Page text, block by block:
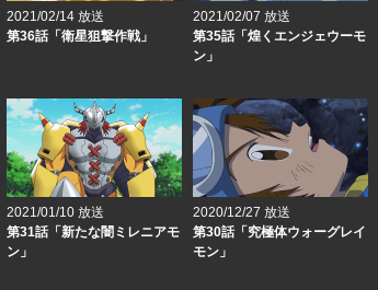
2021/02/14 放送
第36話「衛星狙撃作戦」
2021/02/07 放送
第35話「煌くエンジェウーモ
ン」
2021/01/10 放送
第31話「新たな闇ミレニアモ
ン」
2020/12/27 放送
第30話「究極体ウォーグレイ
モン」